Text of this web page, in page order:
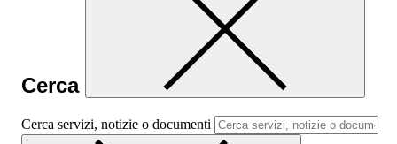
Cerca
Cerca servizi, notizie o documenti